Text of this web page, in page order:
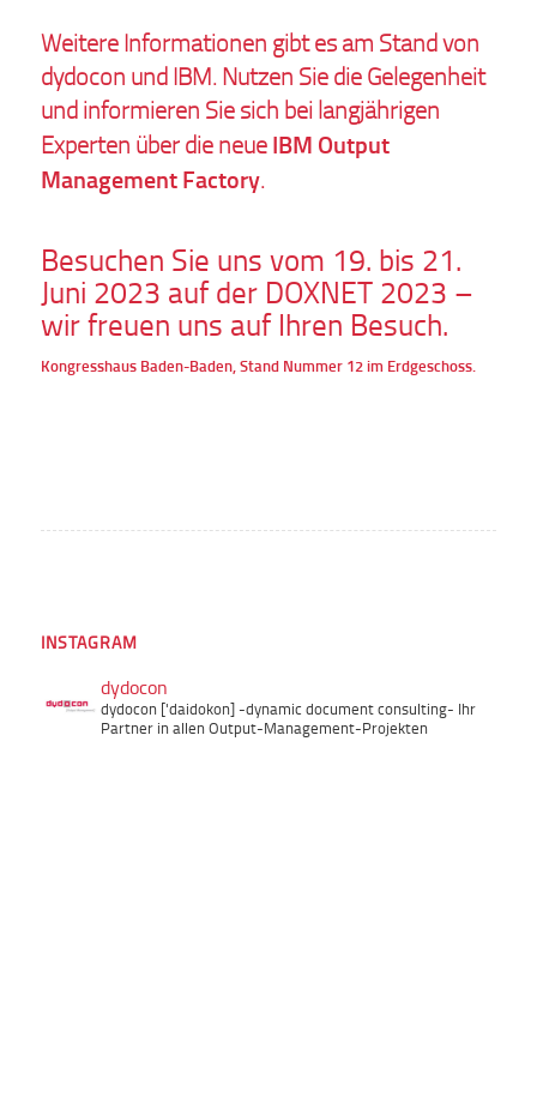
Weitere Informationen gibt es am Stand von
dydocon und IBM. Nutzen Sie die Gelegenheit
und informieren Sie sich bei langjährigen
Experten über die neueIBM Output
Management Factory.
Besuchen Sie uns vom 19. bis 21.
Juni 2023 auf der DOXNET 2023 –
wir freuen uns auf Ihren Besuch.
Kongresshaus Baden-Baden, Stand Nummer 12 im Erdgeschoss.
INSTAGRAM
dydocon
dydocon ['daidokon]-dynamic document consulting- Ihr
Partner in allen Output-Management-Projekten